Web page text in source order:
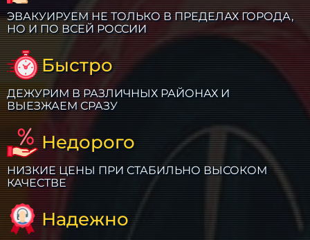
ЭВАКУИРУЕМ НЕ ТОЛЬКО В ПРЕДЕЛАХ ГОРОДА,
НО И ПО ВСЕЙ РОССИИ
Быстро
ДЕЖУРИМ В РАЗЛИЧНЫХ РАЙОНАХ И
ВЫЕЗЖАЕМ СРАЗУ
Недорого
НИЗКИЕ ЦЕНЫ ПРИ СТАБИЛЬНО ВЫСОКОМ
КАЧЕСТВЕ
Надежно